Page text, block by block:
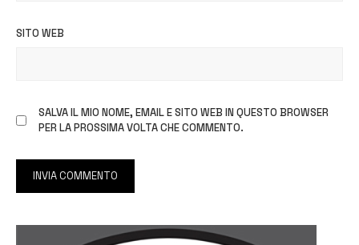
SITO WEB
SALVA IL MIO NOME, EMAIL E SITO WEB IN QUESTO BROWSER
PER LA PROSSIMA VOLTA CHE COMMENTO.